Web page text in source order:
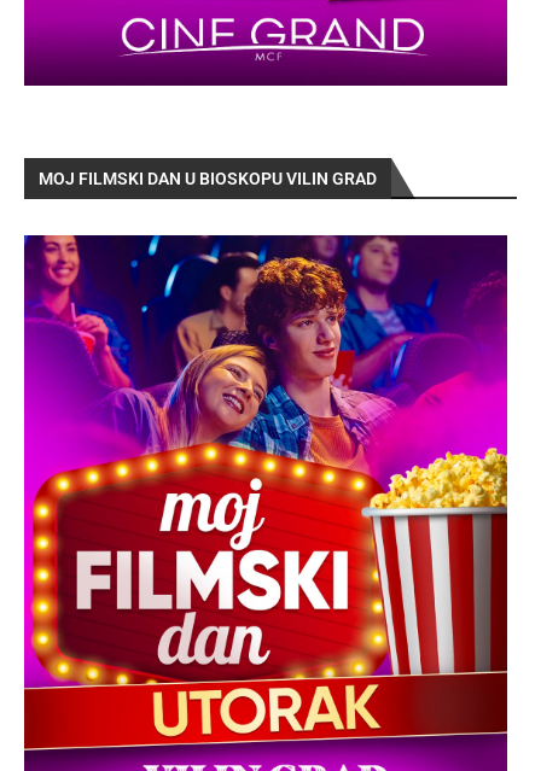
MOJ FILMSKI DAN U BIOSKOPU VILIN GRAD